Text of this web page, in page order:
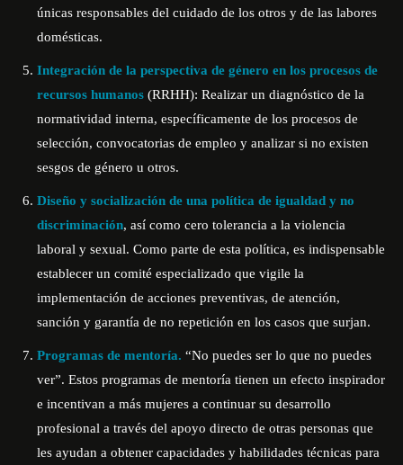
únicas responsables del cuidado de los otros y de las labores
domésticas.
Integración de la perspectiva de género en los procesos de
recursos humanos (RRHH): Realizar un diagnóstico de la
normatividad interna, específicamente de los procesos de
selección, convocatorias de empleo y analizar si no existen
sesgos de género u otros.
Diseño y socialización de una política de igualdad y no
discriminación, así como cero tolerancia a la violencia
laboral y sexual. Como parte de esta política, es indispensable
establecer un comité especializado que vigile la
implementación de acciones preventivas, de atención,
sanción y garantía de no repetición en los casos que surjan.
Programas de mentoría. “No puedes ser lo que no puedes
ver”. Estos programas de mentoría tienen un efecto inspirador
e incentivan a más mujeres a continuar su desarrollo
profesional a través del apoyo directo de otras personas que
les ayudan a obtener capacidades y habilidades técnicas para